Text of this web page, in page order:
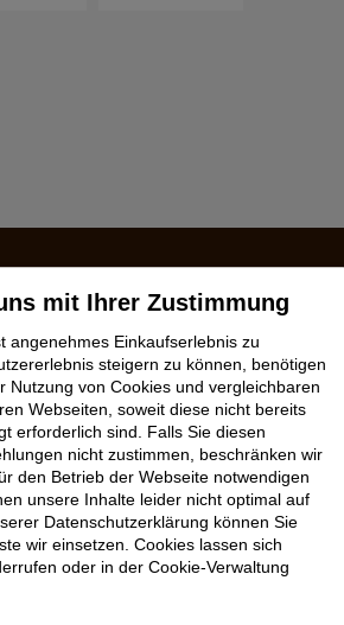
von Vorteilen profitieren.
anmelden!
mit Ihrer Zustimmung
angenehmes Einkaufserlebnis zu
steigern zu können, benötigen
Nutzung von Cookies und vergleichbaren
Webseiten, soweit diese nicht bereits
erforderlich sind. Falls Sie diesen
nicht zustimmen, beschränken wir
den Betrieb der Webseite notwendigen
unsere Inhalte leider nicht optimal auf
Datenschutzerklärung können Sie
wir einsetzen. Cookies lassen sich
oder in der Cookie-Verwaltung